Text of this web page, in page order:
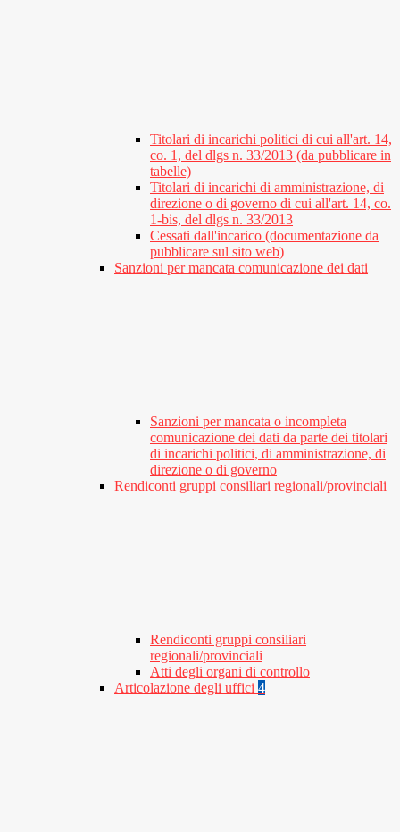
Titolari di incarichi politici di cui all'art. 14,
co. 1, del dlgs n. 33/2013 (da pubblicare in
tabelle)
Titolari di incarichi di amministrazione, di
direzione o di governo di cui all'art. 14, co.
1-bis, del dlgs n. 33/2013
Cessati dall'incarico (documentazione da
pubblicare sul sito web)
Sanzioni per mancata comunicazione dei dati
Sanzioni per mancata o incompleta
comunicazione dei dati da parte dei titolari
di incarichi politici, di amministrazione, di
direzione o di governo
Rendiconti gruppi consiliari regionali/provinciali
Rendiconti gruppi consiliari
regionali/provinciali
Atti degli organi di controllo
Articolazione degli uffici 4